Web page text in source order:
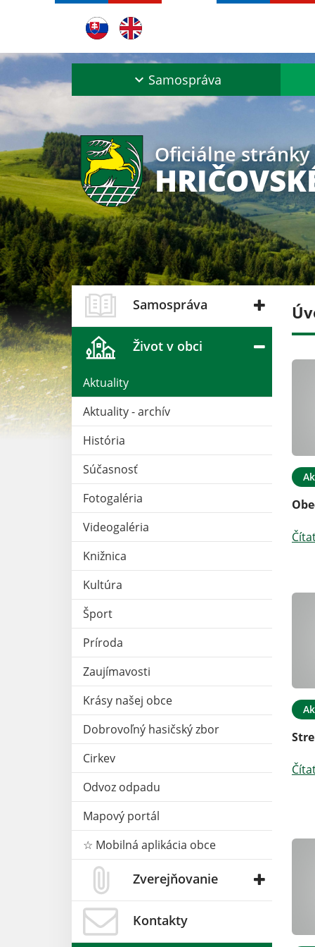
Samospráva
Oficiálne stránky
Samospráva
Život v obci
Aktuality
Aktuality - archív
História
Súčasnosť
Fotogaléria
Videogaléria
Knižnica
Kultúra
Šport
Príroda
Zaujímavosti
Krásy našej obce
Dobrovoľný hasičský zbor
Cirkev
Odvoz odpadu
Mapový portál
☆ Mobilná aplikácia obce
Zverejňovanie
Kontakty
03. JÚN 2026
Dovolenka - stavebný úrad
Čítať ďalej
28. MÁJ 2026 Aktuality
Čítať ďalej